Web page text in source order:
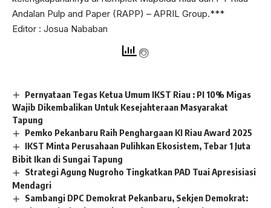
Wajib Dikembalikan Untuk Kesejahteraan Masyarakat
IKST Minta Perusahaan Pulihkan Ekosistem, Tebar 1 Juta
Bibit Ikan di Sungai Tapung
Strategi Agung Nugroho Tingkatkan PAD Tuai Apresisiasi
Mendagri
Sambangi DPC Demokrat Pekanbaru, Sekjen Demokrat:
Kami Apresiasi Kekompakan Kader Demokrat Riau
Tapung
Pemko Pekanbaru Raih Penghargaan KI Riau Award 2025
IKST Minta Perusahaan Pulihkan Ekosistem, Tebar 1 Juta
Bibit Ikan di Sungai Tapung
Strategi Agung Nugroho Tingkatkan PAD Tuai Apresisiasi
Kami Apresiasi Kekompakan Kader Demokrat Riau